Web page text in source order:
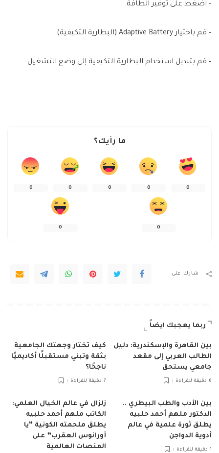
– اضغط على توفير الطاقة.
– قم باختيار Adaptive Battery (البطارية التكيفية).
– قم بتبديل استخدام البطارية التكيفية إلى وضع التشغيل.
ما رأيك؟
0
0
0
0
0
0
0
شارك على
ربما يعجبك ايضاً
بين القاهرة والإسكندرية: دليل
الطالب العربي إلى مقعد
جامعي يستحق
6 دقيقة للقراءة
كيف تختار وجهتك الجامعية
بثقة وتبني مستقبلًا أكاديميًا
ناجحًا؟
7 دقيقة للقراءة
بين الأدب والطب البيطري ..
الدكتور ملهم أحمد حلبيه
يطلق ثورة علمية في عالم
أدوية الدواجن
1 دقيقة للقراءة
زلزال في عالم الخيال العلمي:
الكاتب ملهم أحمد حلبيه
يطلق ملحمته الكونية “يا
أورانوس العقرب” على
المنصات العالمية